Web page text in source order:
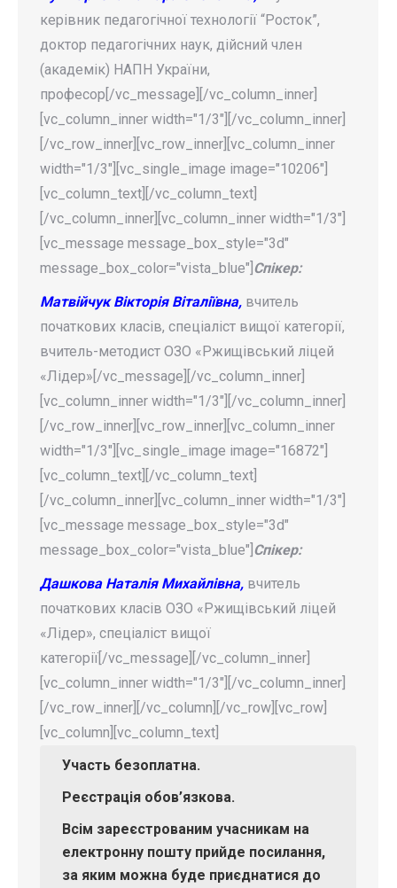
керівник педагогічної технології “Росток”,
доктор педагогічних наук, дійсний член
(академік) НАПН України,
професор[/vc_message][/vc_column_inner]
[vc_column_inner width="1/3"][/vc_column_inner]
[/vc_row_inner][vc_row_inner][vc_column_inner
width="1/3"][vc_single_image image="10206"]
[vc_column_text][/vc_column_text]
[/vc_column_inner][vc_column_inner width="1/3"]
[vc_message message_box_style="3d"
message_box_color="vista_blue"] Спікер:
Матвійчук Вікторія Віталіївна, вчитель
початкових класів, спеціаліст вищої категорії,
вчитель-методист ОЗО «Ржищівський ліцей
«Лідер»[/vc_message][/vc_column_inner]
[vc_column_inner width="1/3"][/vc_column_inner]
[/vc_row_inner][vc_row_inner][vc_column_inner
width="1/3"][vc_single_image image="16872"]
[vc_column_text][/vc_column_text]
[/vc_column_inner][vc_column_inner width="1/3"]
[vc_message message_box_style="3d"
message_box_color="vista_blue"] Спікер:
Дашкова Наталія Михайлівна, вчитель
початкових класів ОЗО «Ржищівський ліцей
«Лідер», спеціаліст вищої
категорії[/vc_message][/vc_column_inner]
[vc_column_inner width="1/3"][/vc_column_inner]
[/vc_row_inner][/vc_column][/vc_row][vc_row]
[vc_column][vc_column_text]
Участь безоплатна.
Реєстрація обов’язкова.
Всім зареєстрованим учасникам на
електронну пошту прийде посилання,
за яким можна буде приєднатися до